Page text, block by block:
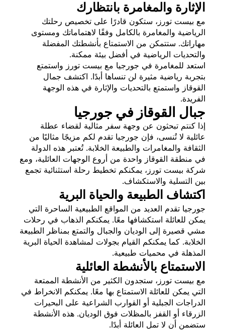
الإثارة والمغامرة بانتظارك
مع بيست تورز، ستكون قادرًا على تخصيص رحلتك
الرياضية والمغامرة بالكامل وفقًا لاهتماماتك ومستوى
مهاراتك. ستتمكن من الاستمتاع بأنشطتك المفضلة
والتحديات الرياضية في أفضل بيئة ممكنة.
استعد للمغامرة في جورجيا مع بيست تورز واستمتع
بتجربة رياضية مثيرة لن تنساها أبدًا. اكتشف جمال
القوقاز واستمتع بالتحديات والإثارة في هذه الوجهة
الفريدة.
جبال القوقاز في جورجيا
إذا كنتم تبحثون عن وجهة سفر مثالية لقضاء عطلة
عائلية لا تُنسى، فإن جورجيا تقدم لكم مزيجًا مثاليًا من
الثقافة والمغامرات والطبيعة الخلابة. تُعتبر هذه الدولة
في منطقة القوقاز واحدة من أروع الوجهات العائلية، ومع
شركة بيست تورز، يمكنكم تخطيط رحلة استثنائية تجمع
بين التسلية والاستكشاف.
اكتشاف الطبيعة والحياة البرية
جورجيا تقدم العديد من المواقع الطبيعية الساحرة التي
يمكن للعائلة استكشافها معًا. يمكنكم الذهاب في رحلات
مشي قصيرة إلى الوديان والجبال والتمتع بمناظر الطبيعة
الخلابة. كما يمكنكم القيام بجولات لمشاهدة الحياة البرية
المذهلة في محميات طبيعية.
الاستمتاع بالأنشطة العائلية
مع بيست تورز، ستجدون الكثير من الأنشطة الممتعة
التي يمكن للعائلة الاستمتاع بها معًا. يمكنكم الانخراط في
الدراجات الجبلية أو القوارب الشراعية على البحيرات
الزرقاء أو القفز بالمظلات فوق الوديان. هذه الأنشطة
ستضمن أن لا تمل العائلة أبدًا.